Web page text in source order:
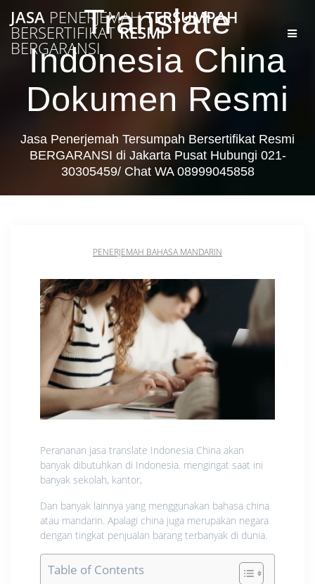
to
content
JASA PENERJEMAHTERSUMPAH
BERSERTIFIKATRESMI
BERGARANSI
Translate
Indonesia China
Dokumen Resmi
Jasa Penerjemah Tersumpah Bersertifikat Resmi
BERGARANSI di Jakarta Pusat Hubungi 021-
30305459/ Chat WA 08999045858
PENERJEMAH BAHASA MANDARIN
Perananan jasa translate Indonesia China akan
banyak dibutuhkan di Indonesia. mengingat saat ini
banyak sekolah, kantor,
Dan banyak lainnya yang menggunakan bahasa china
atau mandarin. Apalagi china juga merupakan negara
dengan tingkat penjualan barang terbanyak di dunia.
Table of Contents